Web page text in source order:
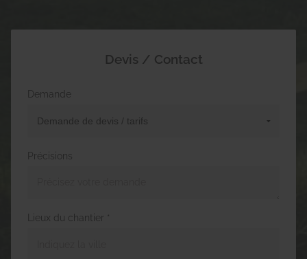
Devis / Contact
Demande
Précisions
Lieux du chantier *